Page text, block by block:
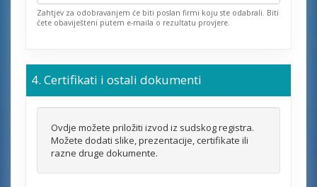
Zahtjev za odobravanjem će biti poslan firmi koju ste odabrali. Biti
ćete obaviješteni putem e-maila o rezultatu provjere.
Certifikati i ostali dokumenti
Ovdje možete priložiti izvod iz sudskog registra.
Možete dodati slike, prezentacije, certifikate ili
razne druge dokumente.